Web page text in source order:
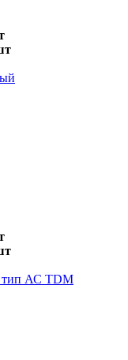
АС TDM